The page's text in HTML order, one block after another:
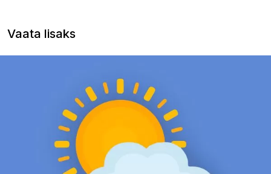
Vaata lisaks